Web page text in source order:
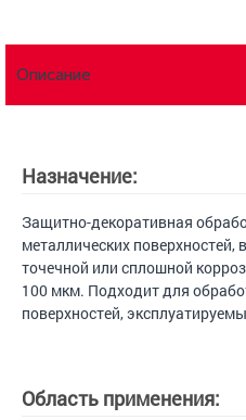
Описание
Назначение:
Защитно-декоративная
металлических
точечной или сплошной
100 мкм. Подходит для
поверхностей,
Область применения: